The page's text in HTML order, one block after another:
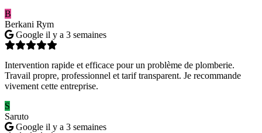
B
Berkani Rym
Google il y a 3 semaines
Intervention rapide et efficace pour un problème de plomberie.
Travail propre, professionnel et tarif transparent. Je recommande
vivement cette entreprise.
S
Saruto
Google il y a 3 semaines